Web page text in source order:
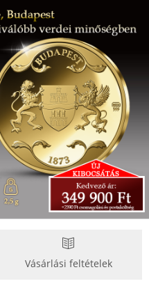
Vásárlási feltételek